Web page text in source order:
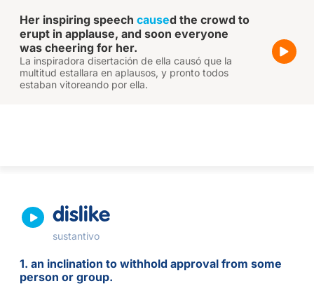
Her inspiring speech caused the crowd to
erupt in applause, and soon everyone
was cheering for her.
La inspiradora disertación de ella causó que la
multitud estallara en aplausos, y pronto todos
estaban vitoreando por ella.
dislike
sustantivo
1. an inclination to withhold approval from some
person or group.